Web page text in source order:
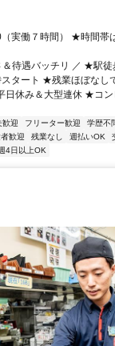
実働７時間） ★時間帯
待遇バッチリ ／ ★駅徒
タート ★残業ほぼなし
休み＆大型連休 ★コン
歓迎 フリーター歓迎 学歴不
歓迎 残業なし 週払いOK
4日以上OK